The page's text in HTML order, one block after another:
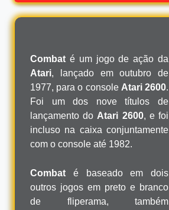
Combat é um jogo de ação da
Atari, lançado em outubro de
1977, para o console Atari 2600.
Foi um dos nove títulos de
lançamento do Atari 2600, e foi
incluso na caixa conjuntamente
com o console até 1982.
Combat é baseado em dois
outros jogos em preto e branco
de fliperama, também